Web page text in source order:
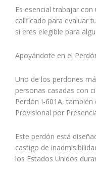
Es esencial trabajar
calificado para evaluar
si eres elegible para
Apoyándote en el
Uno de los perdones
personas casadas con
Perdón I-601A,
Provisional por
Este perdón está
castigo de
los Estados Unidos